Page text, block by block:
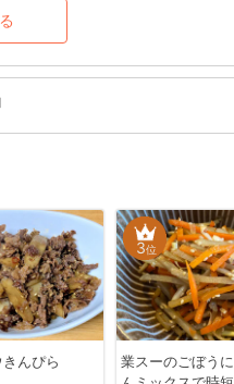
んぴら
3位
業スーのごぼう